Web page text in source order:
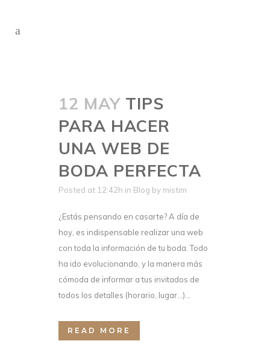
12 MAY TIPS
PARA HACER
UNA WEB DE
BODA PERFECTA
Posted at 12:42h in Blog by mistim
¿Estás pensando en casarte? A día de
hoy, es indispensable realizar una web
con toda la información de tu boda. Todo
ha ido evolucionando, y la manera más
cómoda de informar a tus invitados de
todos los detalles (horario, lugar…)...
READ MORE